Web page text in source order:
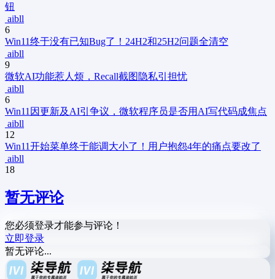
钮
aibll
6
Win11终于没有已知Bug了！24H2和25H2问题全清空
aibll
9
微软AI功能惹人烦，Recall截图隐私引担忧
aibll
6
Win11因更新及AI引争议，微软程序员是否用AI写代码成焦点
aibll
12
Win11开始菜单终于能调大小了！用户抱怨4年的痛点要改了
aibll
18
暂无评论
您必须登录才能参与评论！
立即登录
暂无评论...